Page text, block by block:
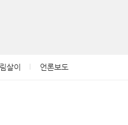
살이 언론보도